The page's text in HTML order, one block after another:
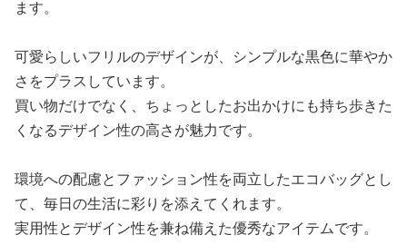
ます。
可愛らしいフリルのデザインが、シンプルな黒色に華やか
さをプラスしています。
買い物だけでなく、ちょっとしたお出かけにも持ち歩きた
くなるデザイン性の高さが魅力です。
環境への配慮とファッション性を両立したエコバッグとし
て、毎日の生活に彩りを添えてくれます。
実用性とデザイン性を兼ね備えた優秀なアイテムです。